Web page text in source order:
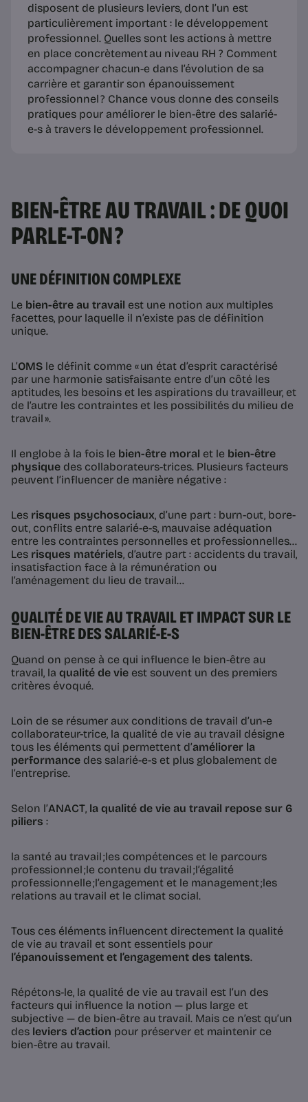
disposent de plusieurs leviers, dont l’un est
particulièrement important : le développement
professionnel. Quelles sont les actions à mettre
en place concrètement au niveau RH ? Comment
accompagner chacun-e dans l’évolution de sa
carrière et garantir son épanouissement
professionnel ? Chance vous donne des conseils
pratiques pour améliorer le bien-être des salarié-
e-s à travers le développement professionnel.
BIEN-ÊTRE AU TRAVAIL : DE QUOI
PARLE-T-ON ?
UNE DÉFINITION COMPLEXE
Le bien-être au travail est une notion aux multiples
facettes, pour laquelle il n’existe pas de définition
unique.
L’OMS le définit comme « un état d’esprit caractérisé
par une harmonie satisfaisante entre d’un côté les
aptitudes, les besoins et les aspirations du travailleur, et
de l’autre les contraintes et les possibilités du milieu de
travail ».
Il englobe à la fois le bien-être moral et le bien-être
physique des collaborateurs-trices. Plusieurs facteurs
peuvent l’influencer de manière négative :
Les risques psychosociaux, d’une part : burn-out, bore-
out, conflits entre salarié-e-s, mauvaise adéquation
entre les contraintes personnelles et professionnelles…
Les risques matériels, d’autre part : accidents du travail,
insatisfaction face à la rémunération ou
l’aménagement du lieu de travail…
QUALITÉ DE VIE AU TRAVAIL ET IMPACT SUR LE
BIEN-ÊTRE DES SALARIÉ-E-S
Quand on pense à ce qui influence le bien-être au
travail, la qualité de vie est souvent un des premiers
critères évoqué.
Loin de se résumer aux conditions de travail d’un-e
collaborateur-trice, la qualité de vie au travail désigne
tous les éléments qui permettent d’améliorer la
performance des salarié-e-s et plus globalement de
l’entreprise.
Selon l’ANACT, la qualité de vie au travail repose sur 6
piliers :
la santé au travail ;les compétences et le parcours
professionnel ;le contenu du travail ;l’égalité
professionnelle ;l’engagement et le management ;les
relations au travail et le climat social.
Tous ces éléments influencent directement la qualité
de vie au travail et sont essentiels pour
l’épanouissement et l’engagement des talents.
Répétons-le, la qualité de vie au travail est l’un des
facteurs qui influence la notion — plus large et
subjective — de bien-être au travail. Mais ce n’est qu’un
des leviers d’action pour préserver et maintenir ce
bien-être au travail.